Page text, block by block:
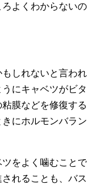
ろよくわからない
しれないと言わ
うにキャベツがビ
膜などを修復す
にホルモンバラ
ツをよく噛むこと
れることも、バ